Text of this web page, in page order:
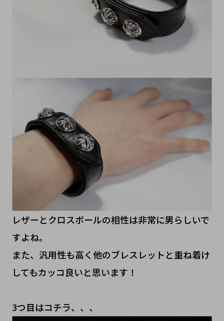
レザーとクロスボールの相性は非常に男らしいで
すよね。
また、汎用性も高く他のブレスレットと重ね着け
してもカッコ良いと思います！
3つ目はコチラ、、、